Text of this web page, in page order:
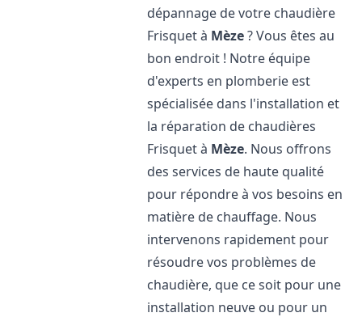
dépannage de votre chaudière
Frisquet à Mèze? Vous êtes au
bon endroit ! Notre équipe
d'experts en plomberie est
spécialisée dans l'installation et
la réparation de chaudières
Frisquet à Mèze. Nous offrons
des services de haute qualité
pour répondre à vos besoins en
matière de chauffage. Nous
intervenons rapidement pour
résoudre vos problèmes de
chaudière, que ce soit pour une
installation neuve ou pour un